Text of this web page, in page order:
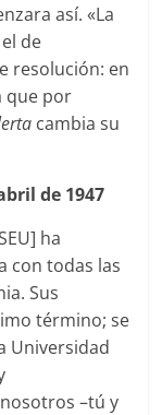
así. «La
de
resolución: en
que por
cambia su
de 1947
ha
con todas las
Sus
término; se
Universidad
–tú y